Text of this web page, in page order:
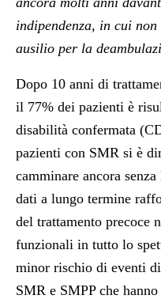
indipendenza, in cui
ausilio per la
Dopo 10 anni di
il 77% dei pazienti è
disabilità confermata
pazienti con SMR si è
camminare ancora
dati a lungo termine
del trattamento precoce
funzionali in tutto lo
minor rischio di eventi
SMR e SMPP che